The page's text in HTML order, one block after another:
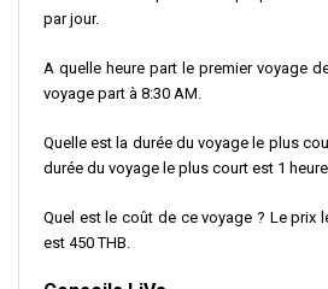
par jour.
A quelle heure part le premier voyage
voyage part à 8:30 AM.
Quelle est la durée du voyage le plus
durée du voyage le plus court est 1
Quel est le coût de ce voyage ? Le prix
est 450 THB.